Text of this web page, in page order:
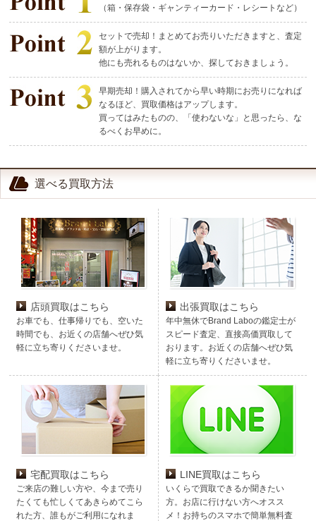
（箱・保存袋・ギャンティーカード・レシートなど）
セットで売却！まとめてお売りいただきますと、査定
額が上がります。
他にも売れるものはないか、探しておきましょう。
早期売却！購入されてから早い時期にお売りになれば
なるほど、買取価格はアップします。
買ってはみたものの、「使わないな」と思ったら、な
るべくお早めに。
選べる買取方法
店頭買取はこちら
お車でも、仕事帰りでも、空いた
時間でも、お近くの店舗へぜひ気
軽に立ち寄りくださいませ。
出張買取はこちら
年中無休でBrand Laboの鑑定士が
スピード査定、直接高価買取して
おります。お近くの店舗へぜひ気
軽に立ち寄りくださいませ。
宅配買取はこちら
ご来店の難しい方や、今まで売り
たくても忙しくてあきらめてこら
れた方、誰もがご利用になれま
LINE買取はこちら
いくらで買取できるか聞きたい
方。お店に行けない方へオスス
メ！お持ちのスマホで簡単無料査